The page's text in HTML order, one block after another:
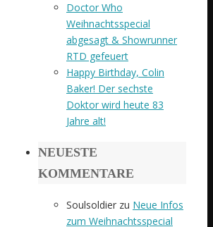
Doctor Who
Weihnachtsspecial
abgesagt & Showrunner
RTD gefeuert
Happy Birthday, Colin
Baker! Der sechste
Doktor wird heute 83
Jahre alt!
NEUESTE
KOMMENTARE
Soulsoldier zu Neue Infos
zum Weihnachtsspecial